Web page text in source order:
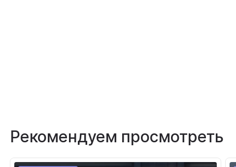
Рекомендуем просмотреть